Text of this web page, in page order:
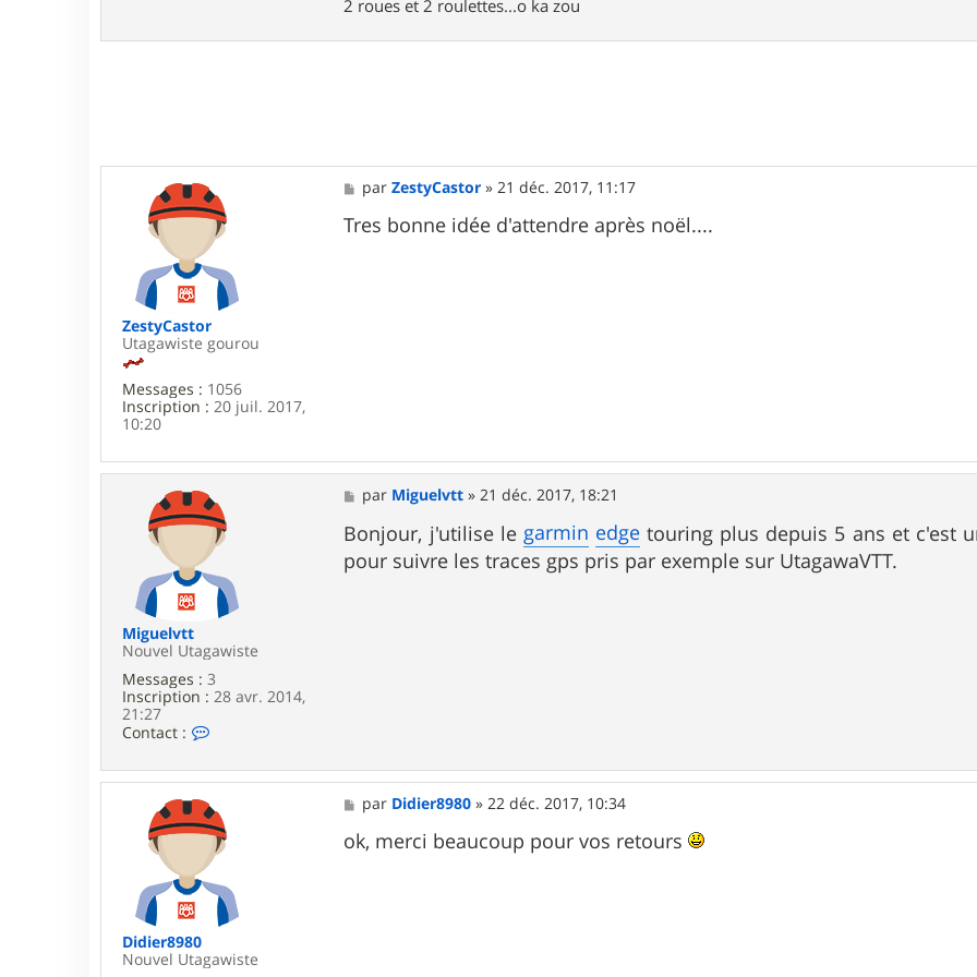
m
a
n
2 roues et 2 roulettes...o ka zou
ZestyCastor
Utagawiste gourou
Messages : 1056
Inscription : 20 juil. 2017,
10:20
M
e
s
s
parZestyCastor »21 déc. 2017, 11:17
Tres bonne idée d'attendre après noël....
Miguelvtt
Nouvel Utagawiste
Messages : 3
Inscription : 28 avr. 2014,
21:27
Contact :
t
c
t
e
M
g
e
M
e
s
s
a
par Miguelvtt »21 déc. 2017, 18:21
Bonjour, j'utilise le garmin edgetouring plus depuis 5 ans et c'est
pour suivre les traces gps pris par exemple sur UtagawaVTT.
Didier8980
Nouvel Utagawiste
M
e
s
s
par Didier8980 »22 déc. 2017, 10:34
ok, merci beaucoup pour vos retours